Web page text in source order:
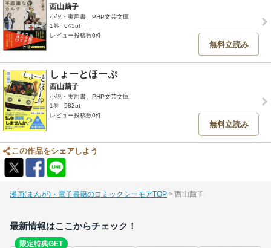
西山繭子
小説・実用書、PHP文芸文庫
1巻
645pt
レビュー投稿数0件
無料立読み
しょーとほーぷ
西山繭子
小説・実用書、PHP文芸文庫
1巻
582pt
レビュー投稿数0件
無料立読み
この作品をシェアしよう
漫画(まんが)・電子書籍のコミックシーモアTOP 西山繭子
最新情報はここからチェック！
限定特典GET